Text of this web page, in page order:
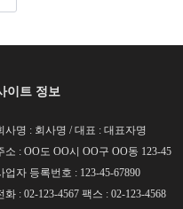
이트 정보
사명 : 회사명 / 대표 : 대표자명
소 : OO도 OO시 OO구 OO동 123-45
업자 등록번호 : 123-45-67890
화 : 02-123-4567 팩스 : 02-123-4568